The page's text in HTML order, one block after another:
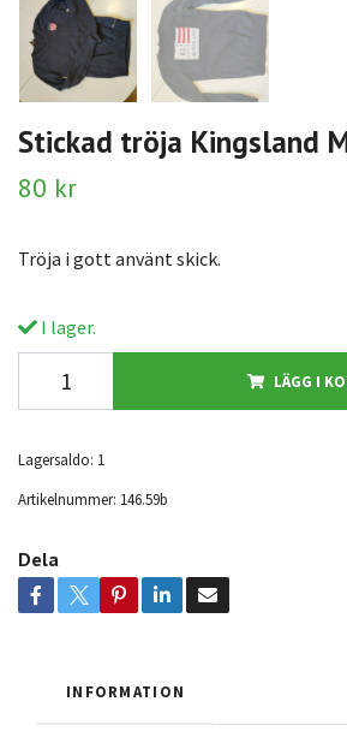
Stickad tröja Kingsland
80 kr
Tröja i gott använt skick.
I lager.
LÄGG I
Lagersaldo: 1
Artikelnummer: 146.59b
Dela
INFORMATION